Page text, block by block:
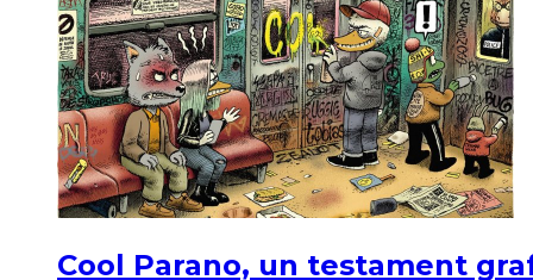
Cool Parano, un testament